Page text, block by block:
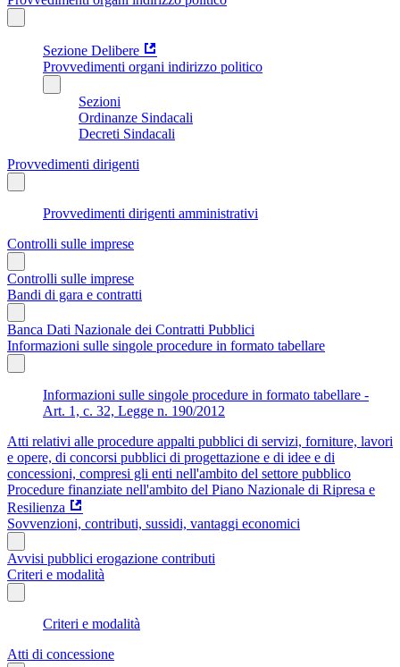
Sezione Delibere
Provvedimenti organi indirizzo politico
Sezioni
Ordinanze Sindacali
Decreti Sindacali
Provvedimenti dirigenti
Provvedimenti dirigenti amministrativi
Controlli sulle imprese
Controlli sulle imprese
Bandi di gara e contratti
Banca Dati Nazionale dei Contratti Pubblici
Informazioni sulle singole procedure in formato tabellare
Informazioni sulle singole procedure in formato tabellare -
Art. 1, c. 32, Legge n. 190/2012
Atti relativi alle procedure appalti pubblici di servizi, forniture, lavori
e opere, di concorsi pubblici di progettazione e di idee e di
concessioni, compresi gli enti nell'ambito del settore pubblico
Procedure finanziate nell'ambito del Piano Nazionale di Ripresa e
Resilienza
Sovvenzioni, contributi, sussidi, vantaggi economici
Avvisi pubblici erogazione contributi
Criteri e modalità
Criteri e modalità
Atti di concessione